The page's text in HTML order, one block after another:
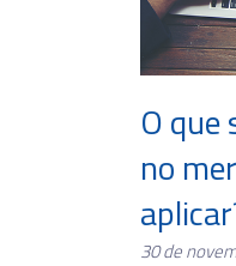
O que
no
30 de